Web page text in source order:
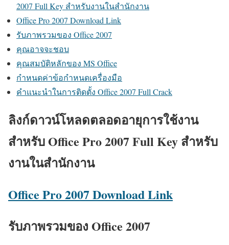
2007 Full Key สำหรับงานในสำนักงาน
Office Pro 2007 Download Link
รับภาพรวมของ Office 2007
คุณอาจจะชอบ
คุณสมบัติหลักของ MS Office
กำหนดค่าข้อกำหนดเครื่องมือ
คำแนะนำในการติดตั้ง Office 2007 Full Crack
ลิงก์ดาวน์โหลดตลอดอายุการใช้งาน
สำหรับ Office Pro 2007 Full Key สำหรับ
งานในสำนักงาน
Office Pro 2007 Download Link
รับภาพรวมของ Office 2007